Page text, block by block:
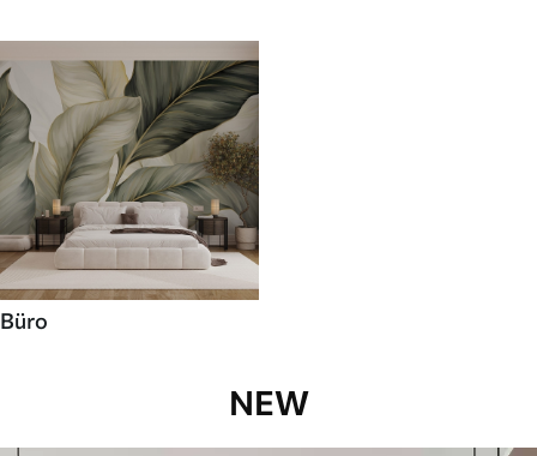
Büro
NEW